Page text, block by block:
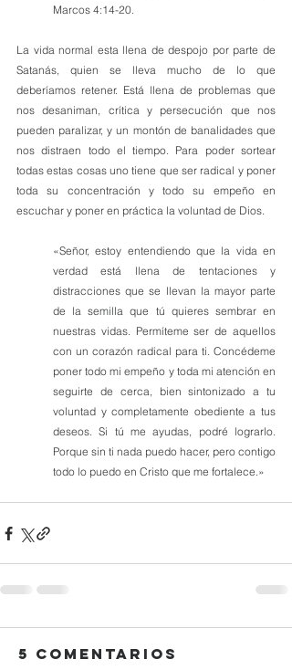
Marcos 4:14-20.
La vida normal esta llena de despojo por parte de
Satanás, quien se lleva mucho de lo que
deberíamos retener. Está llena de problemas que
nos desaniman, crítica y persecución que nos
pueden paralizar, y un montón de banalidades que
nos distraen todo el tiempo. Para poder sortear
todas estas cosas uno tiene que ser radical y poner
toda su concentración y todo su empeño en
escuchar y poner en práctica la voluntad de Dios.
«Señor, estoy entendiendo que la vida en
verdad está llena de tentaciones y
distracciones que se llevan la mayor parte
de la semilla que tú quieres sembrar en
nuestras vidas. Permíteme ser de aquellos
con un corazón radical para ti. Concédeme
poner todo mi empeño y toda mi atención en
seguirte de cerca, bien sintonizado a tu
voluntad y completamente obediente a tus
deseos. Si tú me ayudas, podré lograrlo.
Porque sin ti nada puedo hacer, pero contigo
todo lo puedo en Cristo que me fortalece.»
5 comentarios